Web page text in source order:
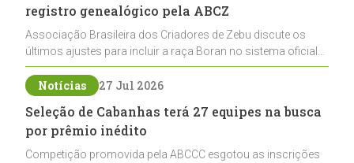
registro genealógico pela ABCZ
Associação Brasileira dos Criadores de Zebu discute os
últimos ajustes para incluir a raça Boran no sistema oficial
de registros, abrindo caminho para sua expansão na
pecuária nacional
Notícias 27 Jul 2026
Seleção de Cabanhas terá 27 equipes na busca
por prêmio inédito
Competição promovida pela ABCCC esgotou as inscrições